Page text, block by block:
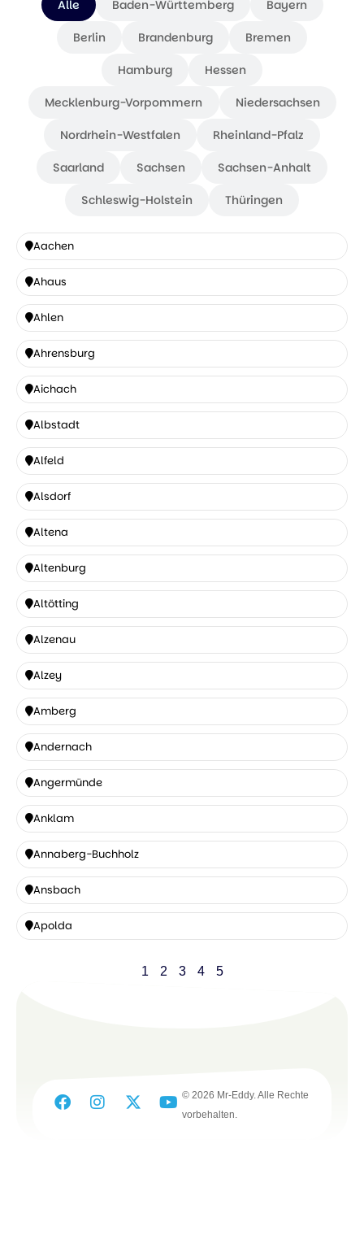
Baden-Württemberg
Bayern
Berlin
Brandenburg
Bremen
Hamburg
Hessen
Mecklenburg-Vorpommern
Niedersachsen
Nordrhein-Westfalen
Rheinland-Pfalz
Saarland
Sachsen
Sachsen-Anhalt
Schleswig-Holstein
Thüringen
Alle
Aachen
Aachen
Ahaus
Ahaus
Ahlen
Ahlen
Ahrensburg
Ahrensburg
Aichach
Aichach
Albstadt
Albstadt
Alfeld
Alfeld
Alsdorf
Alsdorf
Altena
Altena
Altenburg
Altenburg
Altötting
Altötting
Alzenau
Alzenau
Alzey
Alzey
Amberg
Amberg
Andernach
Andernach
Angermünde
Angermünde
Anklam
Anklam
Annaberg-Buchholz
Annaberg-
Ansbach
Ansbach
Apolda
Apolda
1 2 3 4 5
© 2026 Mr-Eddy. Alle Rechte
vorbehalten.